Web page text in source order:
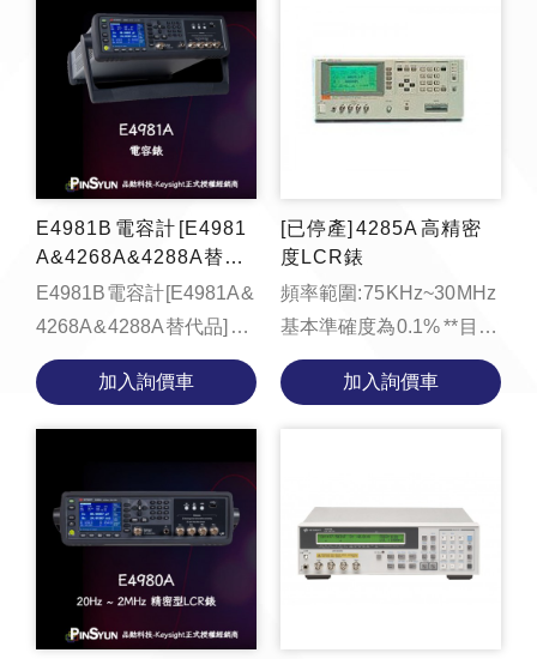
ms（模式...
E4981B 電容計 [E4981
A&4268A&4288A替代
品]
E4981B 電容計 [E4981A &
4268A & 4288A 替代品]
function
loadYouTubeVideo() {
const videoContainer =
加入詢價車
[已停產] 4285A 高精密
度LCR錶
頻率範圍: 75 KHz~30 MHz
基本準確度為 0.1% ** 目前
已停產，可使用 E4980A /
E4980B 替代 **
加入詢價車